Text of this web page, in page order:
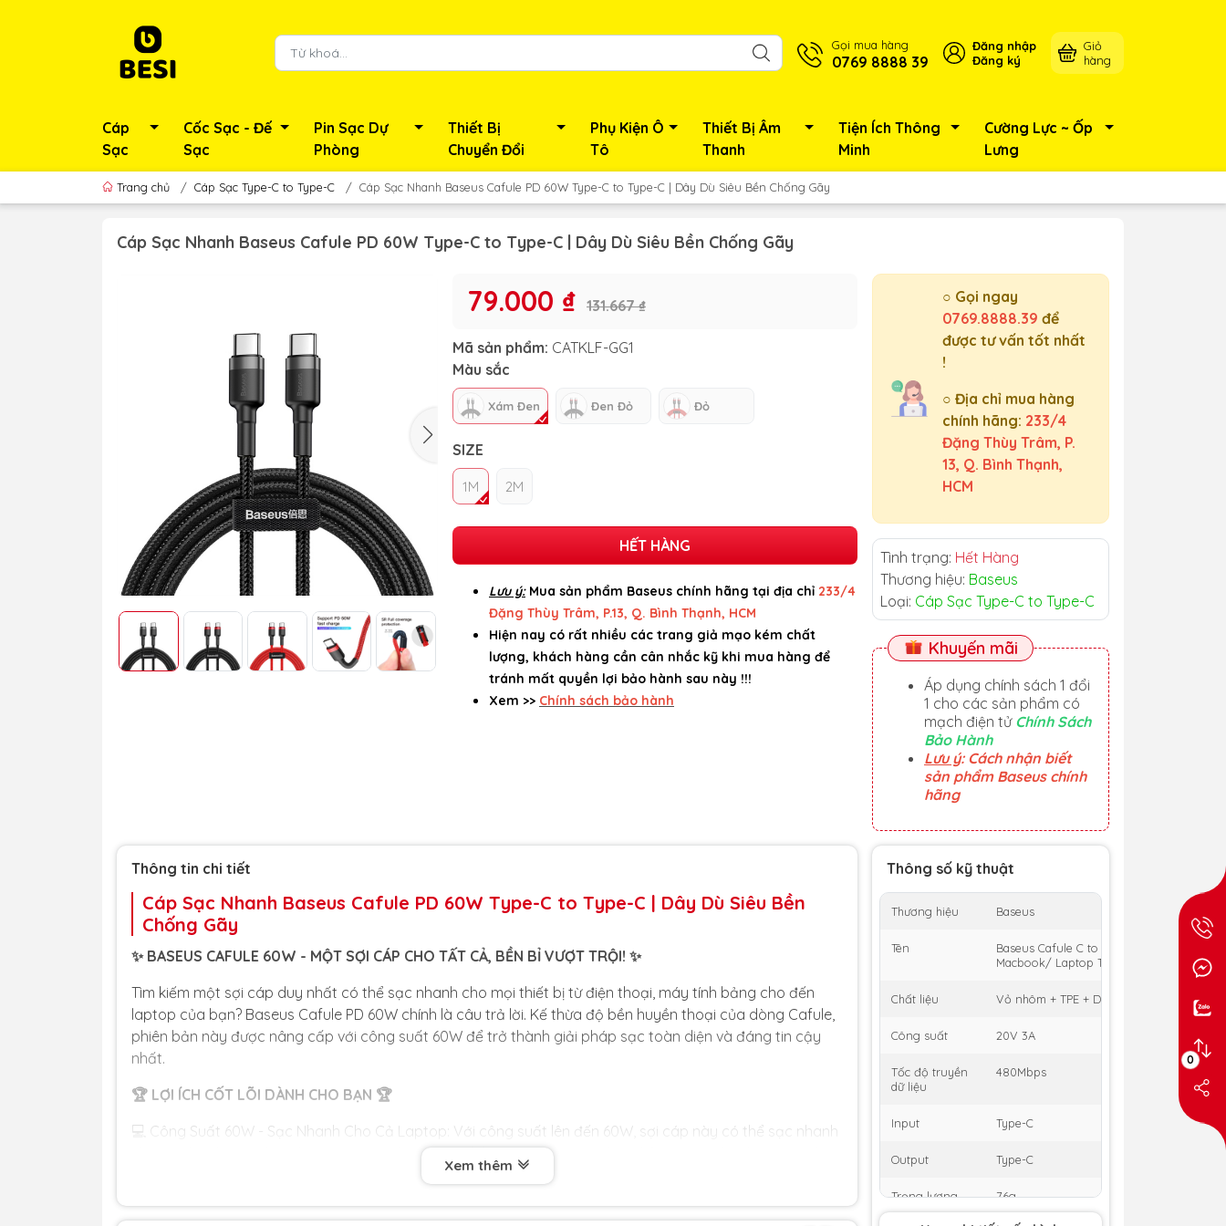
Gọi mua hàng
0769 8888 39
Đăng nhập
Đăng ký
Giỏ
hàng
Cáp
Sạc
Cốc Sạc - Đế
Sạc
Pin Sạc Dự
Phòng
Thiết Bị
Chuyển Đổi
Phụ Kiện Ô
Tô
Thiết Bị Âm
Thanh
Tiện Ích Thông
Minh
Cường Lực ~ Ốp
Lưng
Trang chủ / Cáp Sạc Type-C to Type-C / Cáp Sạc Nhanh Baseus Cafule PD 60W Type-C to Type-C | Dây Dù Siêu Bền Chống Gãy
Cáp Sạc Nhanh Baseus Cafule PD 60W Type-C to Type-C | Dây Dù Siêu Bền Chống Gãy
79.000 ₫ 131.667 ₫
Mã sản phẩm: CATKLF-GG1
Màu sắc
Xám Đen Đen Đỏ Đỏ
SIZE
1M 2M
HẾT HÀNG
Lưu ý: Mua sản phẩm Baseus chính hãng tại địa chỉ 233/4
Đặng Thùy Trâm, P.13, Q. Bình Thạnh, HCM
Hiện nay có rất nhiều các trang giả mạo kém chất
lượng, khách hàng cần cân nhắc kỹ khi mua hàng để
tránh mất quyền lợi bảo hành sau này !!!
Xem >> Chính sách bảo hành
0
○ Gọi ngay
0769.8888.39 để
được tư vấn tốt nhất
!
○ Địa chỉ mua hàng
chính hãng: 233/4
Đặng Thùy Trâm, P.
13, Q. Bình Thạnh,
HCM
Tình trạng: Hết Hàng
Thương hiệu: Baseus
Loại: Cáp Sạc Type-C to Type-C
Khuyến mãi
Áp dụng chính sách 1 đổi
1 cho các sản phẩm có
mạch điện tử Chính Sách
Bảo Hành
Lưu ý: Cách nhận biết
sản phẩm Baseus chính
hãng
Thông số kỹ thuật
Thương hiệu Baseus
Tên
Baseus Cafule C to C PD cho
Macbook/ Laptop Type C
Chất liệu Vỏ nhôm + TPE + Dây Nylong
Công suất 20V 3A
Tốc độ truyền
dữ liệu
480Mbps
Input Type-C
Output Type-C
Trọng lượng 76g
Thông tin chi tiết
Cáp Sạc Nhanh Baseus Cafule PD 60W Type-C to Type-C | Dây Dù Siêu Bền
Chống Gãy
✨ BASEUS CAFULE 60W - MỘT SỢI CÁP CHO TẤT CẢ, BỀN BỈ VƯỢT TRỘI! ✨
Tìm kiếm một sợi cáp duy nhất có thể sạc nhanh cho mọi thiết bị từ điện thoại, máy tính bảng cho đến
laptop của bạn? Baseus Cafule PD 60W chính là câu trả lời. Kế thừa độ bền huyền thoại của dòng Cafule,
phiên bản này được nâng cấp với công suất 60W để trở thành giải pháp sạc toàn diện và đáng tin cậy
nhất.
🏆 LỢI ÍCH CỐT LÕI DÀNH CHO BẠN 🏆
💻 Công Suất 60W - Sạc Nhanh Cho Cả Laptop: Với công suất lên đến 60W, sợi cáp này có thể sạc nhanh
cho Macbook, các dòng laptop mỏng nhẹ, máy tính bảng và mọi điện thoại hỗ trợ sạc nhanh PD. Đây là
giải pháp sạc đa năng "tất cả trong một" tiện lợi.
💪 Dây Dù Bện Chống Đứt Huyền Thoại: Nổi tiếng với lớp vỏ bện từ sợi nylon mật độ cao, cáp Baseus
Xem thêm